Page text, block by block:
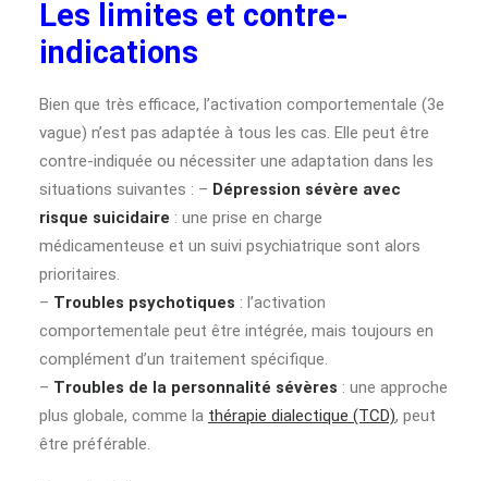
Les limites et contre-
indications
Bien que très efficace, l’activation comportementale (3e
vague) n’est pas adaptée à tous les cas. Elle peut être
contre-indiquée ou nécessiter une adaptation dans les
situations suivantes : – Dépression sévère avec
risque suicidaire : une prise en charge
médicamenteuse et un suivi psychiatrique sont alors
prioritaires.
– Troubles psychotiques : l’activation
comportementale peut être intégrée, mais toujours en
complément d’un traitement spécifique.
– Troubles de la personnalité sévères : une approche
plus globale, comme la thérapie dialectique (TCD), peut
être préférable.